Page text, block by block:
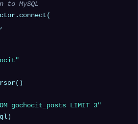
to MySQL
,
gochocit_posts LIMIT 3"